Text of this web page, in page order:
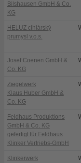
Bilshausen GmbH & Co.
KG
HELUZ cihlárský
prumysl v.o.s.
Josef Coenen GmbH &
Co. KG
Ziegelwerk
Klaus Huber GmbH &
Co. KG
Feldhaus Produktions
GmbH & Co. KG
gefertigt für Feldhaus
Klinker Vertriebs-GmbH
Klinkerwerk